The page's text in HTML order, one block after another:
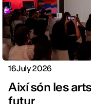
16 July 2026
Així són les